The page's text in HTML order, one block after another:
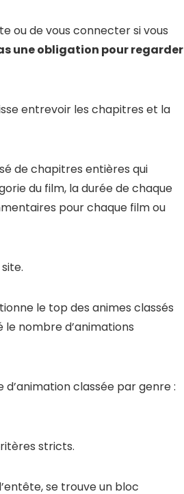
ou de vous connecter si vous
une obligation pour regarder
entrevoir les chapitres et la
de chapitres entières qui
du film, la durée de chaque
pour chaque film ou
le top des animes classés
nombre d’animations
classée par genre :
stricts.
se trouve un bloc